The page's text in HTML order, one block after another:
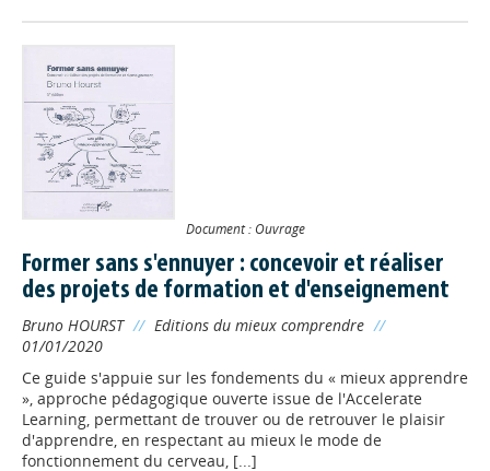
Document : Ouvrage
Former sans s'ennuyer : concevoir et réaliser
des projets de formation et d'enseignement
Bruno HOURST // Editions du mieux comprendre //
01/01/2020
Ce guide s'appuie sur les fondements du « mieux apprendre
», approche pédagogique ouverte issue de l'Accelerate
Learning, permettant de trouver ou de retrouver le plaisir
d'apprendre, en respectant au mieux le mode de
fonctionnement du cerveau, [...]